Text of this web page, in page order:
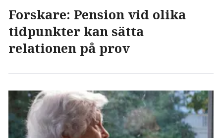
Forskare: Pension vid olika
tidpunkter kan sätta
relationen på prov